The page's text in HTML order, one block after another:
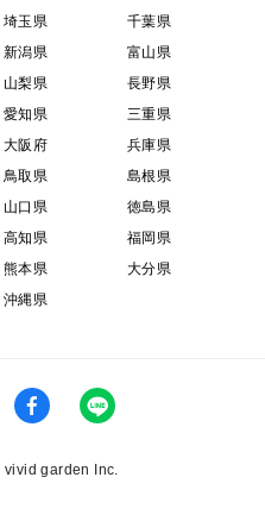
埼玉県
千葉県
新潟県
富山県
山梨県
長野県
愛知県
三重県
大阪府
兵庫県
鳥取県
島根県
山口県
徳島県
高知県
福岡県
熊本県
大分県
沖縄県
garden Inc.